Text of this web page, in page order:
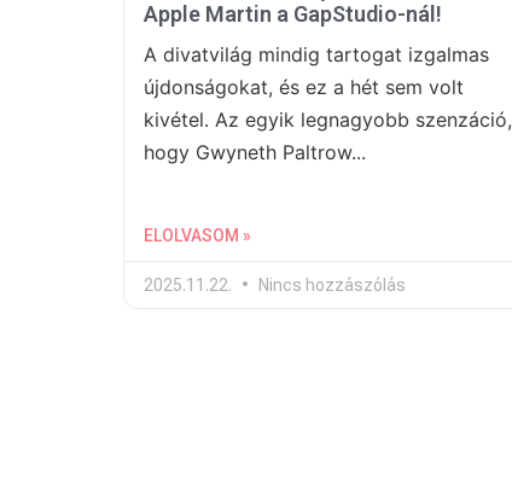
Apple Martin a GapStudio-nál!
A divatvilág mindig tartogat izgalmas
újdonságokat, és ez a hét sem volt
kivétel. Az egyik legnagyobb szenzáció,
hogy Gwyneth Paltrow...
ELOLVASOM »
2025.11.22. Nincs hozzászólás